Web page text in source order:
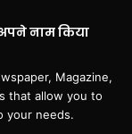
नाम किया
Magazine,
that allow you to
your needs.